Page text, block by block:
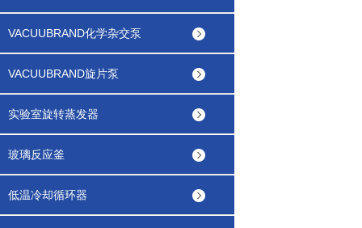
VACUUBRAND化学杂交泵
VACUUBRAND旋片泵
实验室旋转蒸发器
玻璃反应釜
低温冷却循环器